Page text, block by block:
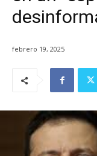
febrero 19, 2025